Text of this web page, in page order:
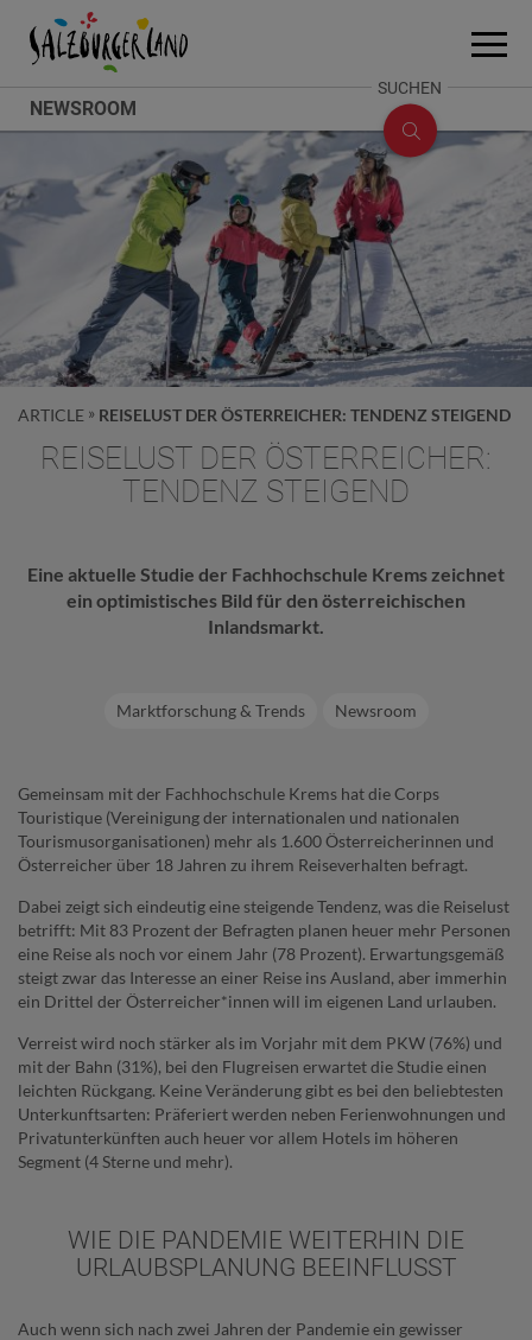
Zum InhaltAccesskey
[0]
Zum SeitenanfangAccesskey
[1]
Zum Fuß-BereichAccesskey
[2]
NEWSROOM
Menü
SUCHEN
SUCHE
ÖFFNEN
ARTICLE REISELUST DER ÖSTERREICHER: TENDENZ STEIGEND
REISELUST DER ÖSTERREICHER:
TENDENZ STEIGEND
Eine aktuelle Studie der Fachhochschule Krems zeichnet
ein optimistisches Bild für den österreichischen
Inlandsmarkt.
Marktforschung & Trends Newsroom
Gemeinsam mit der Fachhochschule Krems hat die Corps
Touristique (Vereinigung der internationalen und nationalen
Tourismusorganisationen) mehr als 1.600 Österreicherinnen und
Österreicher über 18 Jahren zu ihrem Reiseverhalten befragt.
Dabei zeigt sich eindeutig eine steigende Tendenz, was die Reiselust
betrifft: Mit 83 Prozent der Befragten planen heuer mehr Personen
eine Reise als noch vor einem Jahr (78 Prozent). Erwartungsgemäß
steigt zwar das Interesse an einer Reise ins Ausland, aber immerhin
ein Drittel der Österreicher*innen will im eigenen Land urlauben.
Verreist wird noch stärker als im Vorjahr mit dem PKW (76%) und
mit der Bahn (31%), bei den Flugreisen erwartet die Studie einen
leichten Rückgang. Keine Veränderung gibt es bei den beliebtesten
Unterkunftsarten: Präferiert werden neben Ferienwohnungen und
Privatunterkünften auch heuer vor allem Hotels im höheren
Segment (4 Sterne und mehr).
WIE DIE PANDEMIE WEITERHIN DIE
URLAUBSPLANUNG BEEINFLUSST
Auch wenn sich nach zwei Jahren der Pandemie ein gewisser